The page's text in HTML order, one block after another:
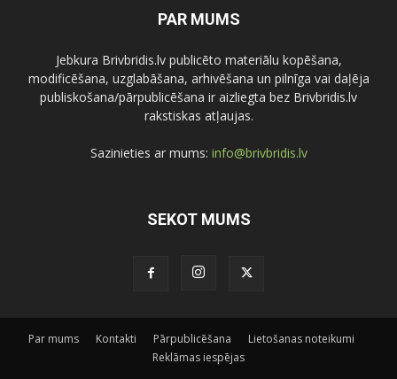
PAR MUMS
Jebkura Brivbridis.lv publicēto materiālu kopēšana,
modificēšana, uzglabāšana, arhivēšana un pilnīga vai daļēja
publiskošana/pārpublicēšana ir aizliegta bez Brivbridis.lv
rakstiskas atļaujas.
Sazinieties ar mums: info@brivbridis.lv
SEKOT MUMS
Par mums Kontakti Pārpublicēšana
Lietošanas noteikumi
Reklāmas iespējas